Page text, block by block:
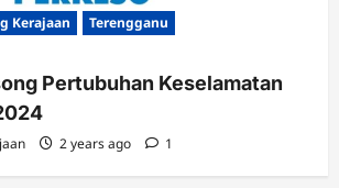
Kerajaan Terengganu
Pertubuhan Keselamatan
2 years ago 1